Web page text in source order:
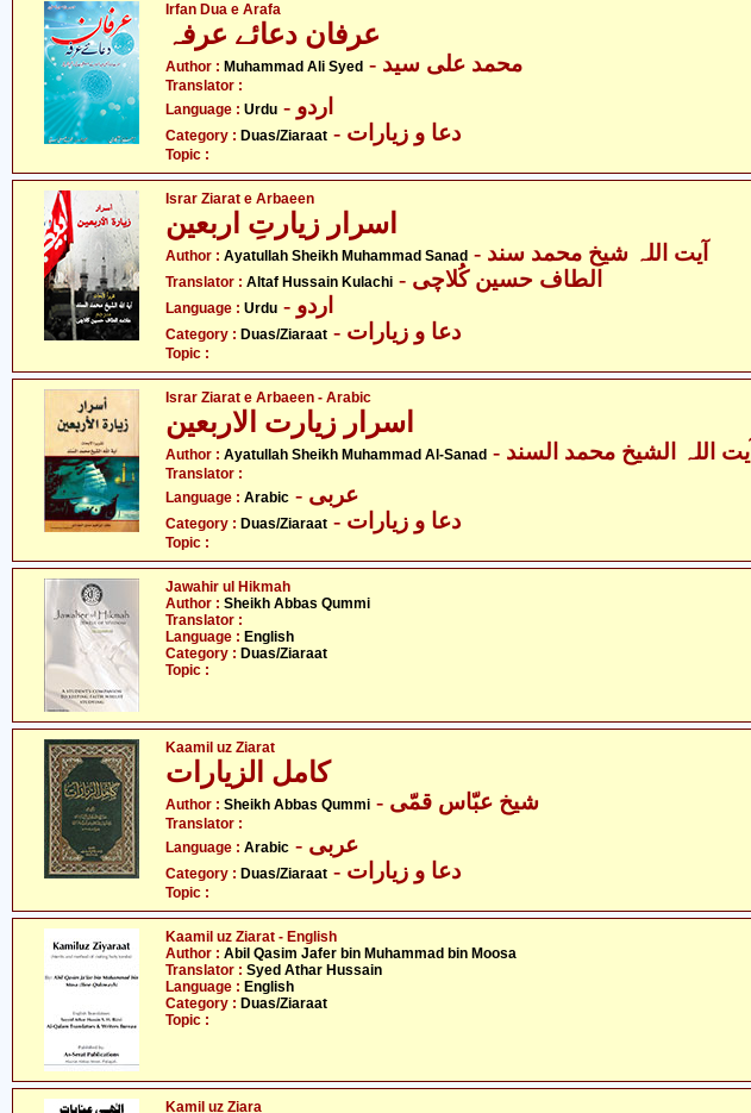
Irfan Dua e Arafa
عرفان دعائے عرفہ
Author : Muhammad Ali Syed - محمد علی سید
Translator :
Language : Urdu - اردو
Category : Duas/Ziaraat - دعا و زیارات
Topic :
Israr Ziarat e Arbaeen
اسرار زیارتِ اربعین
Author : Ayatullah Sheikh Muhammad Sanad - آیت اللہ شیخ محمد سند
Translator : Altaf Hussain Kulachi - الطاف حسین کُلاچی
Language : Urdu - اردو
Category : Duas/Ziaraat - دعا و زیارات
Topic :
Israr Ziarat e Arbaeen - Arabic
اسرار زیارت الاربعین
Author : Ayatullah Sheikh Muhammad Al-Sanad - آیت اللہ الشیخ محمد السند
Translator :
Language : Arabic - عربی
Category : Duas/Ziaraat - دعا و زیارات
Topic :
Jawahir ul Hikmah
Author : Sheikh Abbas Qummi
Translator :
Language : English
Category : Duas/Ziaraat
Topic :
Kaamil uz Ziarat
کامل الزیارات
Author : Sheikh Abbas Qummi - شیخ عبّاس قمّی
Translator :
Language : Arabic - عربی
Category : Duas/Ziaraat - دعا و زیارات
Topic :
Kaamil uz Ziarat - English
Author : Abil Qasim Jafer bin Muhammad bin Moosa
Translator : Syed Athar Hussain
Language : English
Category : Duas/Ziaraat
Topic :
Kamil uz Ziara